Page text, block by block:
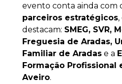
evento conta ainda com
parceiros estratégicos,
destacam: SMEG, SVR,
Freguesia de Aradas,
Familiar de Aradase a
Formação Profissional
Aveiro.